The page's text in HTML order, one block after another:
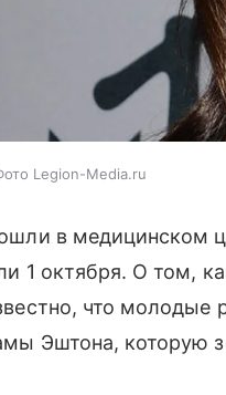
Legion-Media.ru
в медицинском
1 октября. О том,
что молодые
Эштона, которую